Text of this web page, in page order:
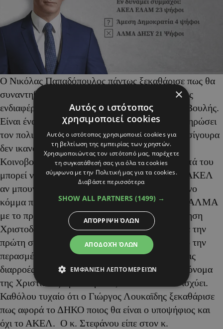
Ο Νικόλας Παπαδόπουλος πάντως ξεκαθάρισε πως θα
συναντηθεί με όλους στέλνοντας το μήνυμα πως
ενδιαφέρεται προσωπικά για την Προεδρία της Βουλής.
Είναι ένας καλός τρόπος άλλωστε για να ολοκληρώσει
τον πολιτικό του κύκλο και γι’ αυτόν τον λόγο σίγουρα
δεν ικανοποιείται με την επιπρόσθετη Προεδρία
Κοινοβουλευτικής Επιτροπής. Την υποψηφιότητά του
μπορεί να στηρίξει τόσο το ΕΛΑΜ όσο και το ΑΚΕΛ
αν μπουν σε μία διαδικασία συζητήσεων. Το μόνο
κόμμα που τον έχει εξαρχής απορρίψει είναι το ΆΛΜΑ
με το πρόσχημα του ότι βρίσκεται στην κυβέρνηση
Χριστοδουλίδη. Ήδη ο Στέφανος Στεφάνου είχε την
πρώτη συνάντηση με τον Νικόλα Παπαδόπουλο την
περασμένη Τετάρτη. Του ξεκαθάρισε ότι παρά τις
διαρροές ότι θα βάλει το ΑΚΕΛ στο τραπέζι το όνομα
της Χριστιάνας Ερωτοκρίτου, κάτι τέτοιο δεν ισχύει.
Καθόλου τυχαίο ότι ο Γιώργος Λουκαϊδης ξεκαθάρισε
πως αφορά το ΔΗΚΟ ποιος θα είναι ο υποψήφιος και
όχι το ΑΚΕΛ. Ο κ. Στεφάνου είπε στον κ.
×
Αυτός ο ιστότοπος
χρησιμοποιεί cookies
Αυτός ο ιστότοπος χρησιμοποιεί cookies για
τη βελτίωση της εμπειρίας των χρηστών.
Χρησιμοποιώντας τον ιστότοπό μας, παρέχετε
τη συγκατάθεσή σας για όλα τα cookies
σύμφωνα με την Πολιτική μας για τα cookies.
Διαβάστε περισσότερα
SHOW ALL PARTNERS (1499) →
ΑΠΟΔΟΧΉ ΌΛΩΝ
ΑΠΌΡΡΙΨΗ ΌΛΩΝ
ΕΜΦΆΝΙΣΗ ΛΕΠΤΟΜΕΡΕΙΏΝ